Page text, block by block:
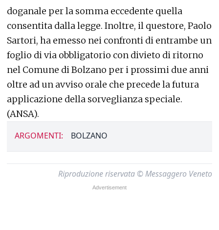
doganale per la somma eccedente quella
consentita dalla legge. Inoltre, il questore, Paolo
Sartori, ha emesso nei confronti di entrambe un
foglio di via obbligatorio con divieto di ritorno
nel Comune di Bolzano per i prossimi due anni
oltre ad un avviso orale che precede la futura
applicazione della sorveglianza speciale.
(ANSA).
ARGOMENTI: BOLZANO
Riproduzione riservata © Messaggero Veneto